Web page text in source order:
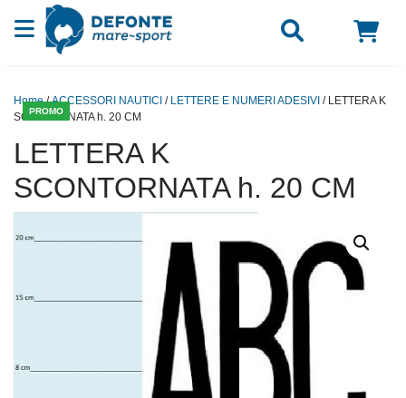
Vai al contenuto
PROMO
Home/ACCESSORI NAUTICI / LETTERE E NUMERI ADESIVI / LETTERA K
SCONTORNATA h. 20 CM
LETTERA K
SCONTORNATA h. 20 CM